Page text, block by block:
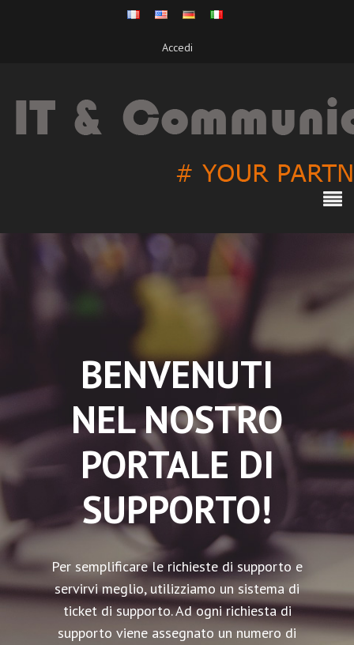
Accedi
BENVENUTI
NEL NOSTRO
PORTALE DI
SUPPORTO!
Per semplificare le richieste di supporto e
servirvi meglio, utilizziamo un sistema di
ticket di supporto. Ad ogni richiesta di
supporto viene assegnato un numero di